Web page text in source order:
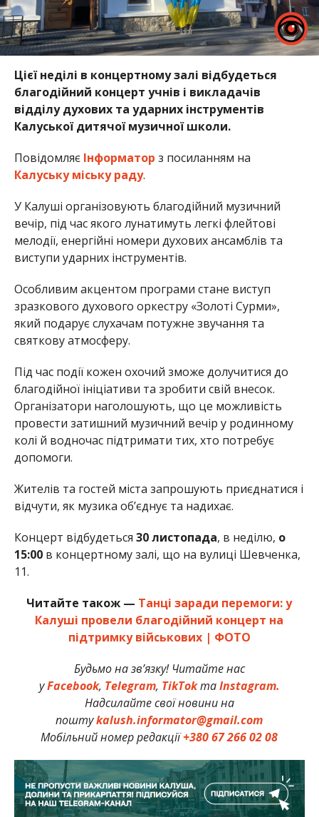
Цієї неділі в концертному залі відбудеться
благодійний концерт учнів і викладачів
відділу духових та ударних інструментів
Калуської дитячої музичної школи.
Повідомляє Інформатор з посиланням на
Калуську міську раду.
У Калуші організовують благодійний музичний
вечір, під час якого лунатимуть легкі флейтові
мелодії, енергійні номери духових ансамблів та
виступи ударних інструментів.
Особливим акцентом програми стане виступ
зразкового духового оркестру «Золоті Сурми»,
який подарує слухачам потужне звучання та
святкову атмосферу.
Під час події кожен охочий зможе долучитися до
благодійної ініціативи та зробити свій внесок.
Організатори наголошують, що це можливість
провести затишний музичний вечір у родинному
колі й водночас підтримати тих, хто потребує
допомоги.
Жителів та гостей міста запрошують приєднатися і
відчути, як музика об’єднує та надихає.
Концерт відбудеться 30 листопада, в неділю, о
15:00в концертному залі, що на вулиці Шевченка,
11.
Читайте також — Танці заради перемоги: у
Калуші провели благодійний концерт на
підтримку військових | ФОТО
Будьмо на зв’язку! Читайте нас
уFacebook, Telegram, TikTokтаInstagram.
Надсилайте свої новини на
поштуkalush.informator@gmail.com
Мобільний номер редакції+380 67 266 02 08